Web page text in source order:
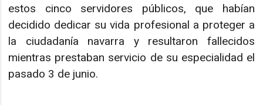
estos cinco servidores públicos, que habían
decidido dedicar su vida profesional a proteger a
la ciudadanía navarra y resultaron fallecidos
mientras prestaban servicio de su especialidad el
pasado 3 de junio.